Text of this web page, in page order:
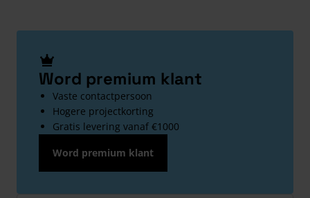
Word premium klant
Vaste contactpersoon
Hogere projectkorting
Gratis levering vanaf €1000
Word premium klant